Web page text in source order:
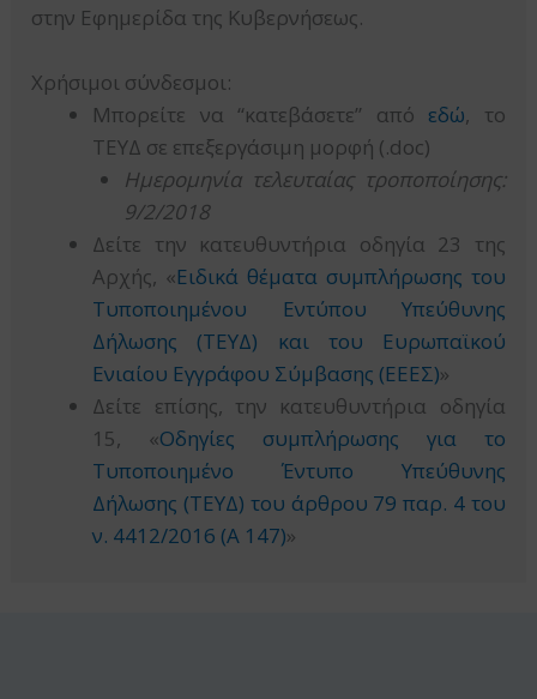
στην Εφημερίδα της Κυβερνήσεως.
Χρήσιμοι σύνδεσμοι:
Μπορείτε να “κατεβάσετε” από εδώ, το
ΤΕΥΔ σε επεξεργάσιμη μορφή (.doc)
Ημερομηνία τελευταίας τροποποίησης:
9/2/2018
Δείτε την κατευθυντήρια οδηγία 23 της
Αρχής, «Ειδικά θέματα συμπλήρωσης του
Τυποποιημένου Εντύπου Υπεύθυνης
Δήλωσης (ΤΕΥΔ) και του Ευρωπαϊκού
Ενιαίου Εγγράφου Σύμβασης (ΕΕΕΣ)»
Δείτε επίσης, την κατευθυντήρια οδηγία
15, «Οδηγίες συμπλήρωσης για το
Τυποποιημένο Έντυπο Υπεύθυνης
Δήλωσης (ΤΕΥΔ) του άρθρου 79 παρ. 4 του
ν. 4412/2016 (Α 147)»